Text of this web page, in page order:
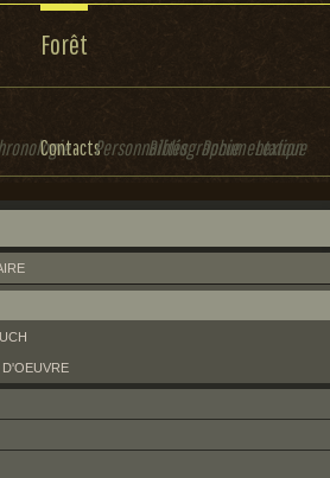
Forêt
ContactsPersonnalitésBibliographieDocumentation
Lexique
D'OEUVRE